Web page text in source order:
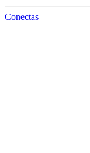
Conectas